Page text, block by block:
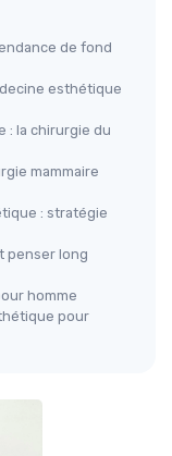
de fond
esthétique
: la chirurgie du
mammaire
: stratégie
penser long
homme
pour